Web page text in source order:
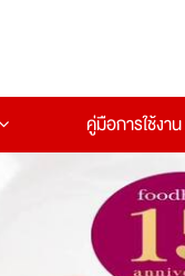
คู่มือการใช้งาน